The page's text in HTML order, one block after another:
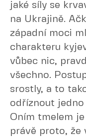
jaké síly se
na Ukrajině.
západní moci
charakteru
vůbec nic,
všechno.
srostly, a to
odříznout jedno
Oním tmelem
právě proto, že